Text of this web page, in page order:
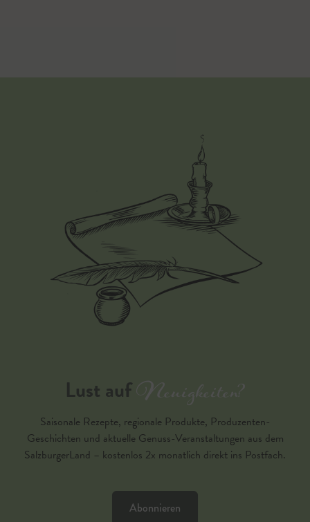
Lust aufNeuigkeiten?
Saisonale Rezepte, regionale Produkte, Produzenten-
Geschichten und aktuelle Genuss-Veranstaltungen aus dem
SalzburgerLand – kostenlos 2x monatlich direkt ins Postfach.
Abonnieren